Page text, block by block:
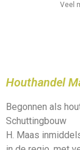
Veel
Houthandel
Begonnen als
Schuttingbouw
H. Maas